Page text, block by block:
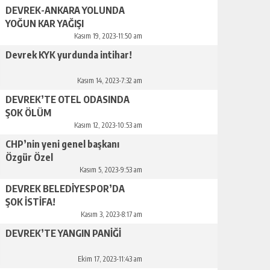
DEVREK-ANKARA YOLUNDA
YOĞUN KAR YAĞIŞI
Kasım 19, 2023-11:50 am
Devrek KYK yurdunda intihar!
Kasım 14, 2023-7:32 am
DEVREK’TE OTEL ODASINDA
ŞOK ÖLÜM
Kasım 12, 2023-10:53 am
CHP’nin yeni genel başkanı
Özgür Özel
Kasım 5, 2023-9:53 am
DEVREK BELEDİYESPOR’DA
ŞOK İSTİFA!
Kasım 3, 2023-8:17 am
DEVREK’TE YANGIN PANİĞİ
Ekim 17, 2023-11:43 am